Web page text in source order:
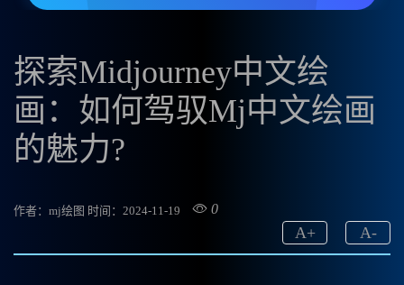
探索Midjourney中文绘
画：如何驾驭Mj中文绘画
的魅力?
作者：mj绘图 时间：2024-11-19 0
A-
A+